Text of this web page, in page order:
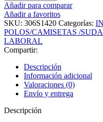
Añadir para comparar
Añadir a favoritos
SKU: 306S1420 Categorías:
POLOS/CAMISETAS /
LABORAL
Compartir:
Descripción
Información adicional
Valoraciones (0)
Envío y entrega
Descripción